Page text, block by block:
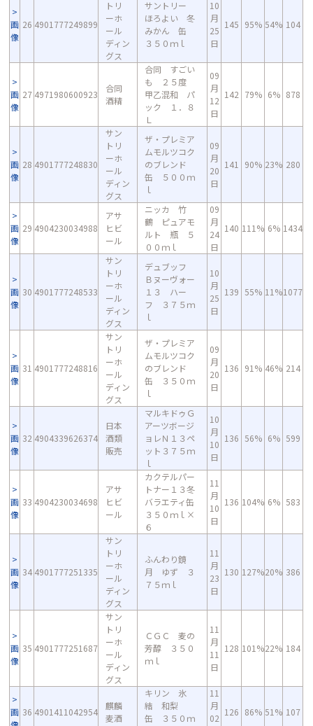
画
像
26 4901777249899
トリ
ーホ
ール
ディン
グス
サントリー
ほろよい 冬
みかん 缶
３５０ｍｌ
10
月
25
日
145 95% 54% 104
画
像
27 4971980600923
合同
酒精
合同 すごい
も ２５度
甲乙混和 パ
ック １．８
Ｌ
09
月
12
日
142 79% 6% 878
画
像
28 4901777248830
サン
トリ
ーホ
ール
ディン
グス
ザ・プレミア
ムモルツコク
のブレンド
缶 ５００ｍ
ｌ
09
月
20
日
141 90% 23% 280
画
像
29 4904230034988
アサ
ヒビ
ール
ニッカ 竹
鶴 ピュアモ
ルト 瓶 ５
００ｍｌ
09
月
24
日
140 111% 6% 1434
画
像
30 4901777248533
サン
トリ
ーホ
ール
ディン
グス
デュブッフ
Ｂヌーヴォー
１３ ハー
フ ３７５ｍ
ｌ
10
月
25
日
139 55% 11%1077
画
像
31 4901777248816
サン
トリ
ーホ
ール
ディン
グス
ザ・プレミア
ムモルツコク
のブレンド
缶 ３５０ｍ
ｌ
09
月
20
日
136 91% 46% 214
画
像
32 4904339626374
日本
酒類
販売
マルキドゥＧ
アーツボージ
ョレＮ１３ペ
ット３７５ｍ
ｌ
10
月
10
日
136 56% 6% 599
画
像
33 4904230034698
アサ
ヒビ
ール
カクテルパー
トナー１３冬
バラエティ缶
３５０ｍｌ×
６
11
月
10
日
136 104% 6% 583
画
像
34 4901777251335
サン
トリ
ーホ
ール
ディン
グス
ふんわり鏡
月 ゆず ３
７５ｍｌ
11
月
23
日
130 127%20% 386
画
像
35 4901777251687
サン
トリ
ーホ
ール
ディン
グス
ＣＧＣ 麦の
芳醇 ３５０
ｍｌ
11
月
11
日
128 101%22% 184
画 36 4901411042954
麒麟
麦酒
キリン 氷
結 和梨
缶 ３５０ｍ
11
月
02
126 86% 51% 107